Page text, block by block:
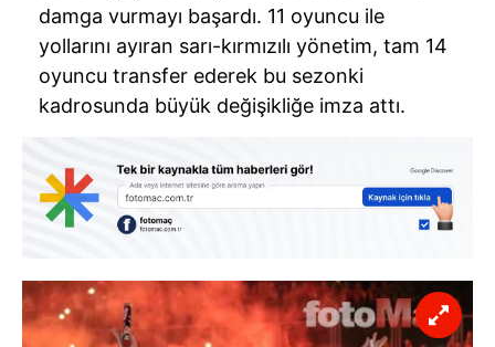
damga vurmayı başardı. 11 oyuncu ile
yollarını ayıran sarı-kırmızılı yönetim, tam 14
oyuncu transfer ederek bu sezonki
kadrosunda büyük değişikliğe imza attı.